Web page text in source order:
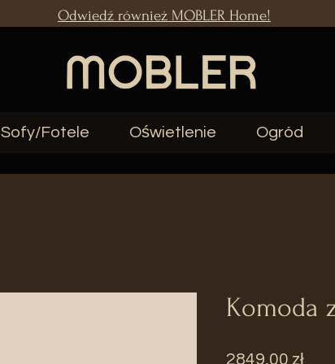
Odwiedź również MOBLER Home!
Sofy/Fotele Oświetlenie Ogród
Komoda
2849,00 zł